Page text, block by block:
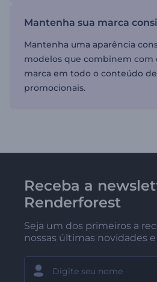
Mantenha sua marca
Mantenha uma aparência
modelos que combinem com
marca em todo o conteúdo
promocionais.
Receba a
Renderforest
Seja um dos primeiros a
nossas últimas novidades